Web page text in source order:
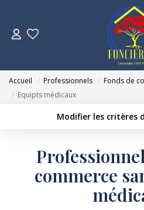
NOUS
Accueil Professionnels Fonds de
Equipts médicaux
Modifier les critères
Localisation
Surface min
Plus de critères
commerce